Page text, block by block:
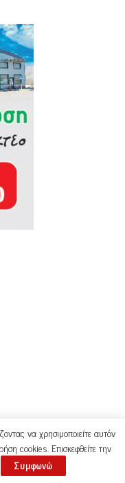
να χρησιμοποιείτε αυτόν
cookies. Επισκεφθείτε την
Συμφωνώ